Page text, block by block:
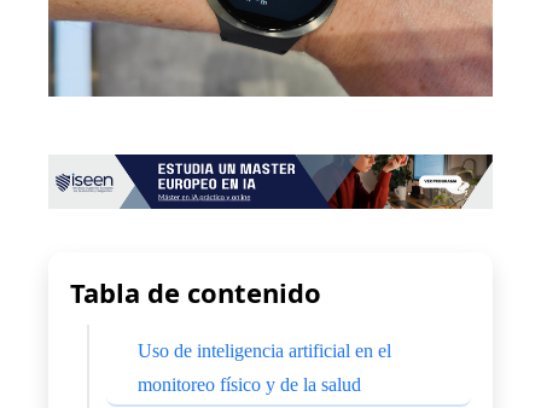
Tabla de contenido
Uso de inteligencia artificial en el
monitoreo físico y de la salud